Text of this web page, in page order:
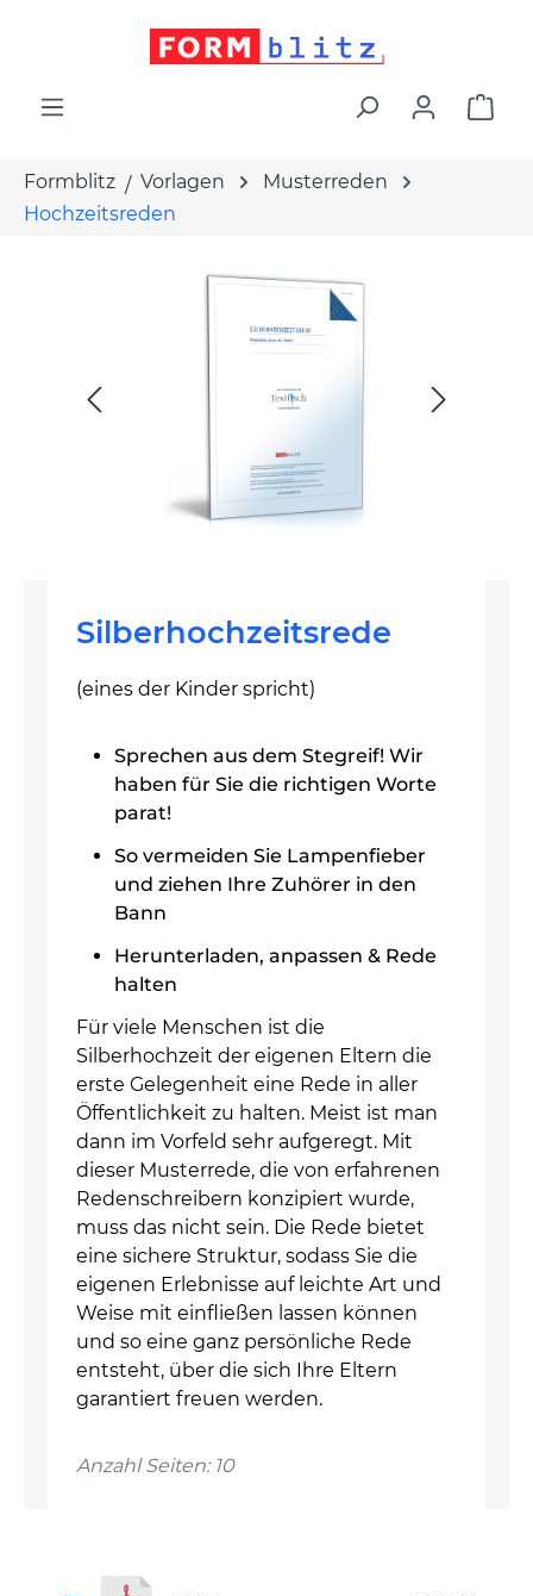
Formblitz Vorlagen
Musterreden
Hochzeitsreden
Silberhochzeitsrede
(eines der Kinder spricht)
Sprechen aus dem Stegreif! Wir
haben für Sie die richtigen Worte
parat!
So vermeiden Sie Lampenfieber
und ziehen Ihre Zuhörer in den
Bann
Herunterladen, anpassen & Rede
halten
Für viele Menschen ist die
Silberhochzeit der eigenen Eltern die
erste Gelegenheit eine Rede in aller
Öffentlichkeit zu halten. Meist ist man
dann im Vorfeld sehr aufgeregt. Mit
dieser Musterrede, die von erfahrenen
Redenschreibern konzipiert wurde,
muss das nicht sein. Die Rede bietet
eine sichere Struktur, sodass Sie die
eigenen Erlebnisse auf leichte Art und
Weise mit einfließen lassen können
und so eine ganz persönliche Rede
entsteht, über die sich Ihre Eltern
garantiert freuen werden.
Anzahl Seiten: 10